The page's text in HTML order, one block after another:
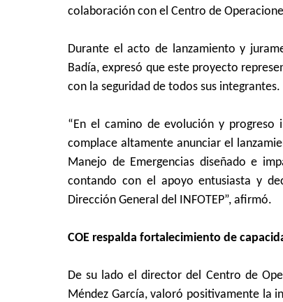
colaboración con el Centro de
Durante el acto de lanzamiento y
Badía, expresó que este proyecto
con la seguridad de todos sus integrantes.
“En el camino de evolución y progreso
complace altamente anunciar el
Manejo de Emergencias diseñado e
contando con el apoyo entusiasta y
Dirección General del INFOTEP”, afirmó.
COE respalda fortalecimiento de
De su lado el director del Centro de
Méndez García, valoró positivamente la